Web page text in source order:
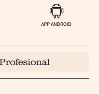
APP ANDROID